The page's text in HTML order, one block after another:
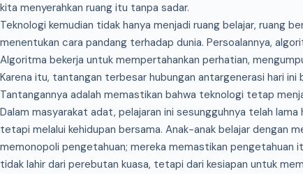
kita menyerahkan ruang itu tanpa sadar.
Teknologi kemudian tidak hanya menjadi ruang belajar, ruang
menentukan cara pandang terhadap dunia. Persoalannya,
Algoritma bekerja untuk mempertahankan perhatian,
Karena itu, tantangan terbesar hubungan antargenerasi hari
Tantangannya adalah memastikan bahwa teknologi tetap
Dalam masyarakat adat, pelajaran ini sesungguhnya telah
tetapi melalui kehidupan bersama. Anak-anak belajar dengan
memonopoli pengetahuan; mereka memastikan pengetahuan
tidak lahir dari perebutan kuasa, tetapi dari kesiapan untuk